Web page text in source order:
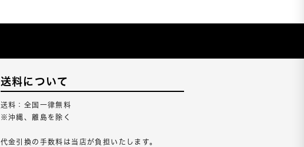
送料について
送料：全国一律無料
※沖縄、離島を除く
代金引換の手数料は当店が負担いたします。